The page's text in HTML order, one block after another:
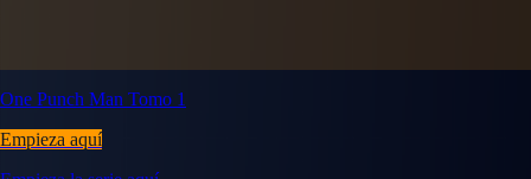
One Punch Man Tomo 1
Empieza aquí